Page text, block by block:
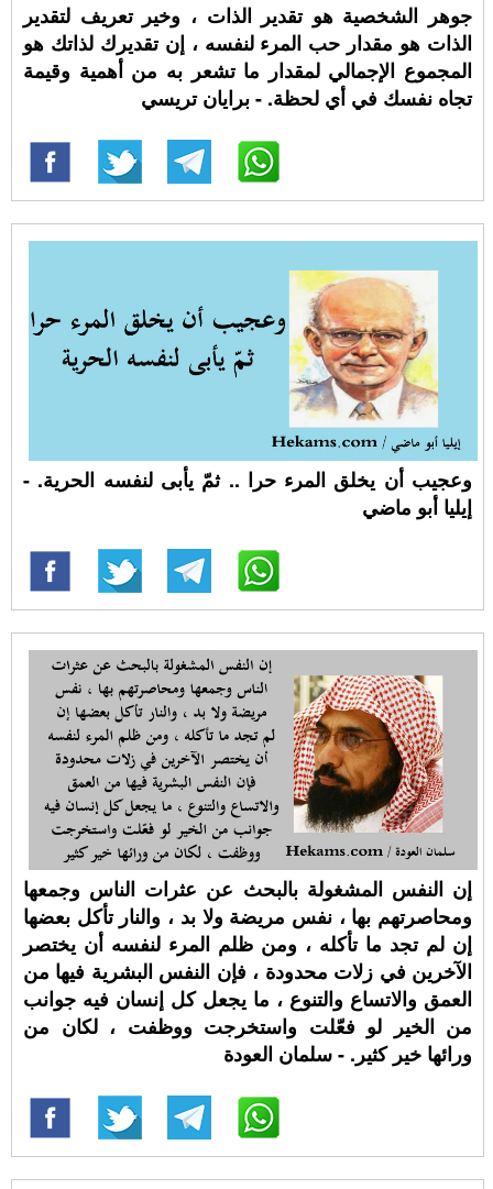
جوهر الشخصية هو تقدير الذات ، وخير تعريف لتقدير
الذات هو مقدار حب المرء لنفسه ، إن تقديرك لذاتك هو
المجموع الإجمالي لمقدار ما تشعر به من أهمية وقيمة
تجاه نفسك في أي لحظة. - برايان تريسي
وعجيب أن يخلق المرء حرا .. ثمّ يأبى لنفسه الحرية. -
إيليا أبو ماضي
إن النفس المشغولة بالبحث عن عثرات الناس وجمعها
ومحاصرتهم بها ، نفس مريضة ولا بد ، والنار تأكل بعضها
إن لم تجد ما تأكله ، ومن ظلم المرء لنفسه أن يختصر
الآخرين في زلات محدودة ، فإن النفس البشرية فيها من
العمق والاتساع والتنوع ، ما يجعل كل إنسان فيه جوانب
من الخير لو فعّلت واستخرجت ووظفت ، لكان من
ورائها خير كثير. - سلمان العودة